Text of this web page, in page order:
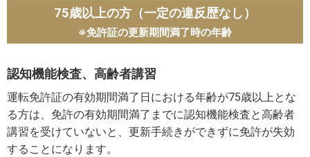
75歳以上の方（一定の違反歴なし）
※免許証の更新期間満了時の年齢
認知機能検査、高齢者講習
運転免許証の有効期間満了日における年齢が75歳以上とな
る方は、免許の有効期間満了までに認知機能検査と高齢者
講習を受けていないと、更新手続きができずに免許が失効
することになります。